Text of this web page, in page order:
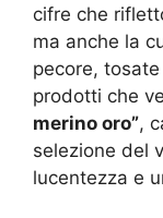
cifre che
ma anche la
pecore,
prodotti che
merino oro”,
selezione del
lucentezza e